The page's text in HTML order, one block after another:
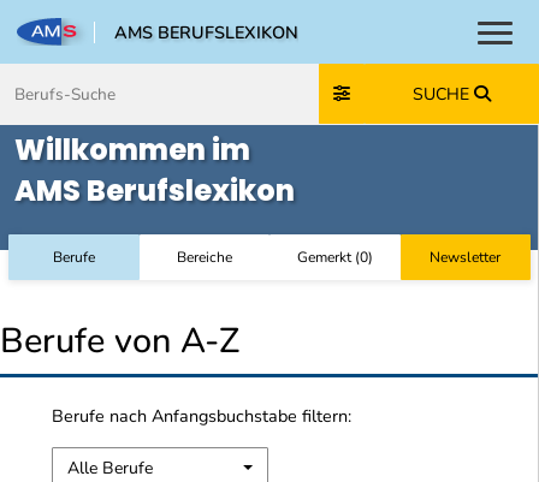
AMS BERUFSLEXIKON
SUCHE
Willkommen im
AMS Berufslexikon
Berufe Bereiche Gemerkt(0) Newsletter
Berufe von A-Z
Berufe nach Anfangsbuchstabe filtern:
Alle Berufe